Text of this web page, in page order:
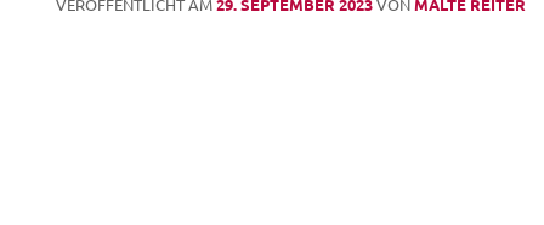
VERÖFFENTLICHT AM29. SEPTEMBER 2023VONMALTE REITER